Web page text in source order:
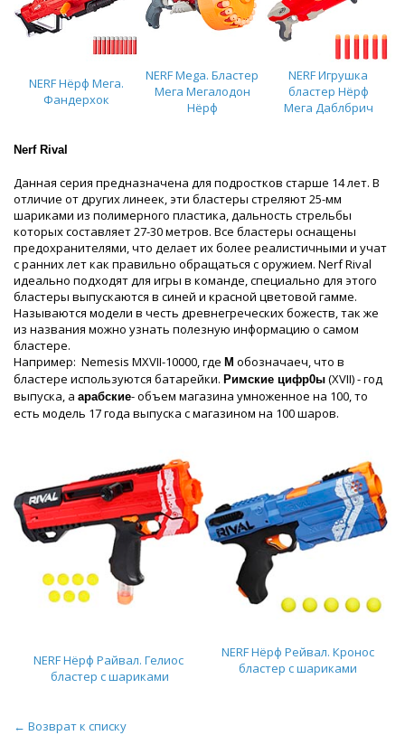
NERF Нёрф Мега.
Фандерхок
NERF Mega. Бластер
Мега Мегалодон
Нёрф
NERF Игрушка
бластер Нёрф
Мега Даблбрич
Nerf Rival
Данная серия предназначена для подростков старше 14 лет. В
отличие от других линеек, эти бластеры стреляют 25-мм
шариками из полимерного пластика, дальность стрельбы
которых составляет 27-30 метров. Все бластеры оснащены
предохранителями, что делает их более реалистичными и учат
с ранних лет как правильно обращаться с оружием. Nerf Rival
идеально подходят для игры в команде, специально для этого
бластеры выпускаются в синей и красной цветовой гамме.
Называются модели в честь древнегреческих божеств, так же
из названия можно узнать полезную информацию о самом
бластере.
Например: Nemesis MXVII-10000, где М обозначаеч, что в
бластере используются батарейки. Римские цифр0ы (XVII) - год
выпуска, а арабские- объем магазина умноженное на 100, то
есть модель 17 года выпуска с магазином на 100 шаров.
NERF Нёрф Райвал. Гелиос
бластер с шариками
NERF Нёрф Рейвал. Кронос
бластер с шариками
← Возврат к списку